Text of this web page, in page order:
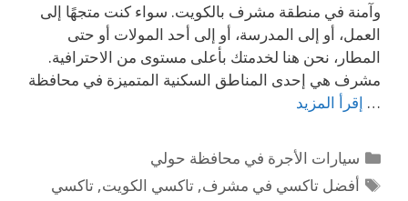
وآمنة في منطقة مشرف بالكويت. سواء كنت متجهًا إلى
العمل، أو إلى المدرسة، أو إلى أحد المولات أو حتى
المطار، نحن هنا لخدمتك بأعلى مستوى من الاحترافية.
مشرف هي إحدى المناطق السكنية المتميزة في محافظة
… إقرأ المزيد
سيارات الأجرة في محافظة حولي
أفضل تاكسي في مشرف,تاكسي الكويت,تاكسي